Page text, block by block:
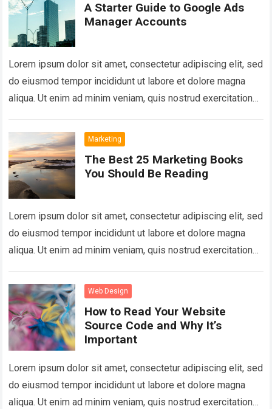
A Starter Guide to Google Ads
Manager Accounts
Lorem ipsum dolor sit amet, consectetur adipiscing elit, sed
do eiusmod tempor incididunt ut labore et dolore magna
aliqua. Ut enim ad minim veniam, quis nostrud exercitation
Marketing
The Best 25 Marketing Books
You Should Be Reading
Lorem ipsum dolor sit amet, consectetur adipiscing elit, sed
do eiusmod tempor incididunt ut labore et dolore magna
aliqua. Ut enim ad minim veniam, quis nostrud exercitation
Web Design
How to Read Your Website
Source Code and Why It’s
Important
Lorem ipsum dolor sit amet, consectetur adipiscing elit, sed
do eiusmod tempor incididunt ut labore et dolore magna
aliqua. Ut enim ad minim veniam, quis nostrud exercitation